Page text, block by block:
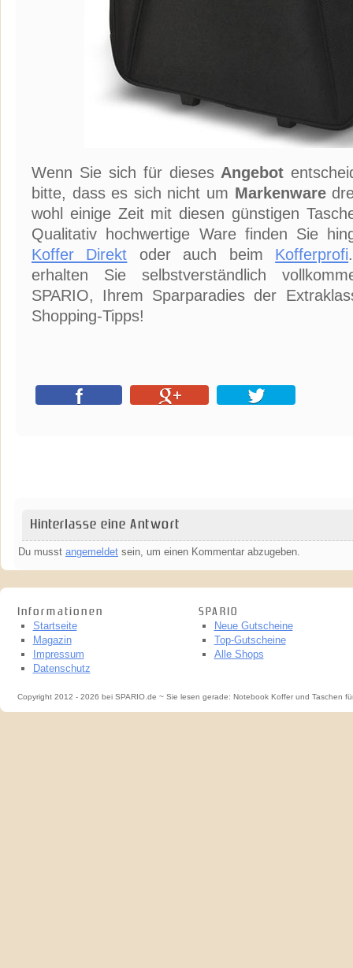
Wenn Sie sich für dieses Angebot
bitte, dass es sich nicht um Markenware
wohl einige Zeit mit diesen günstigen
Qualitativ hochwertige Ware finden Sie
Koffer Direkt oder auch beim Kofferprofi
erhalten Sie selbstverständlich
SPARIO, Ihrem Sparparadies der
Shopping-Tipps!
Hinterlasse eine Antwort
Du musst angemeldet sein, um einen Kommentar abzugeben.
Informationen
Startseite
Magazin
Impressum
Datenschutz
SPARIO
Neue Gutscheine
Top-Gutscheine
Alle Shops
Copyright 2012 - 2026 bei SPARIO.de ~ Sie lesen gerade: Notebook Koffer und Taschen